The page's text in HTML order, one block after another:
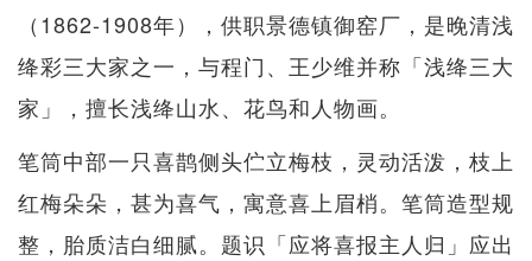
（1862-1908年），供职景德镇御窑厂，是晚清浅
绛彩三大家之一，与程门、王少维并称「浅绛三大
家」，擅长浅绛山水、花鸟和人物画。
笔筒中部一只喜鹊侧头伫立梅枝，灵动活泼，枝上
红梅朵朵，甚为喜气，寓意喜上眉梢。笔筒造型规
整，胎质洁白细腻。题识「应将喜报主人归」应出